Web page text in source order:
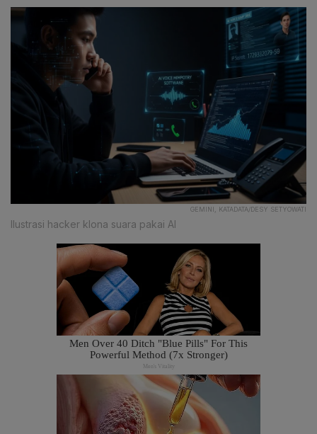
GEMINI, KATADATA/DESY SETYOWATI
Ilustrasi hacker klona suara pakai AI